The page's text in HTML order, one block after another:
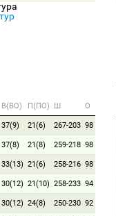
В(ВО) П(ПО) Ш О
37(9) 21(6) 267-203 98
37(8) 21(8) 259-218 98
33(13) 21(6) 258-216 98
30(12) 21(10) 258-233 94
30(12) 24(8) 250-230 92